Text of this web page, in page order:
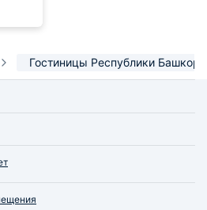
Гостиницы Республики